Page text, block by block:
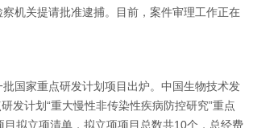
机关提请批准逮捕。目前，案件审理工作正在
国家重点研发计划项目出炉。中国生物技术发
发计划“重大慢性非传染性疾病防控研究”重点
目拟立项清单，拟立项项目总数共10个，总经费